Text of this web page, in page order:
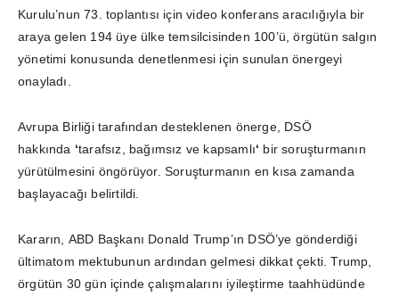
Kurulu’nun 73. toplantısı için video konferans aracılığıyla bir
araya gelen 194 üye ülke temsilcisinden 100’ü, örgütün salgın
yönetimi konusunda denetlenmesi için sunulan önergeyi
onayladı.
Avrupa Birliği tarafından desteklenen önerge, DSÖ
hakkında ‘tarafsız, bağımsız ve kapsamlı‘ bir soruşturmanın
yürütülmesini öngörüyor. Soruşturmanın en kısa zamanda
başlayacağı belirtildi.
Kararın, ABD Başkanı Donald Trump’ın DSÖ’ye gönderdiği
ültimatom mektubunun ardından gelmesi dikkat çekti. Trump,
örgütün 30 gün içinde çalışmalarını iyileştirme taahhüdünde